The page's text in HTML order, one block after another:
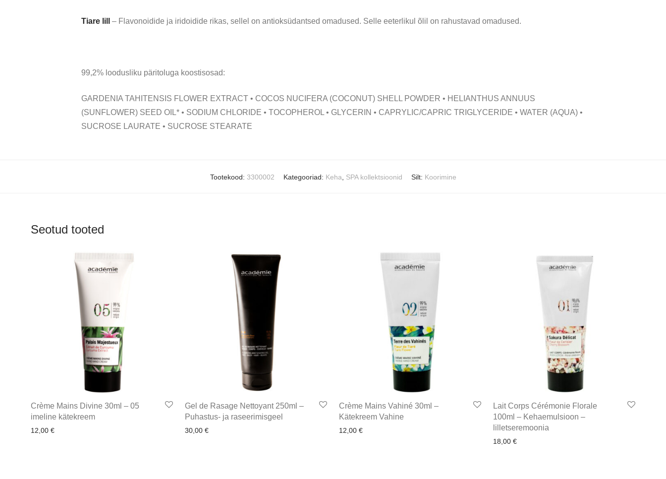
Tiare lill – Flavonoidide ja iridoidide rikas, sellel on antioksüdantsed omadused. Selle eeterlikul õlil on rahustavad omadused.
99,2% loodusliku päritoluga koostisosad:
GARDENIA TAHITENSIS FLOWER EXTRACT • COCOS NUCIFERA (COCONUT) SHELL POWDER • HELIANTHUS ANNUUS
(SUNFLOWER) SEED OIL* • SODIUM CHLORIDE • TOCOPHEROL • GLYCERIN • CAPRYLIC/CAPRIC TRIGLYCERIDE • WATER (AQUA) •
SUCROSE LAURATE • SUCROSE STEARATE
Tootekood: 3300002 Kategooriad: Keha SPA kollektsioonid Silt: Koorimine
Seotud tooted
Crème Mains Divine 30ml – 05
imeline kätekreem
12,00 €
Gel de Rasage Nettoyant 250ml –
Puhastus- ja raseerimisgeel
30,00 €
Crème Mains Vahiné 30ml –
Kätekreem Vahine
12,00 €
Lait Corps Cérémonie Florale
100ml – Kehaemulsioon –
lilletseremoonia
18,00 €